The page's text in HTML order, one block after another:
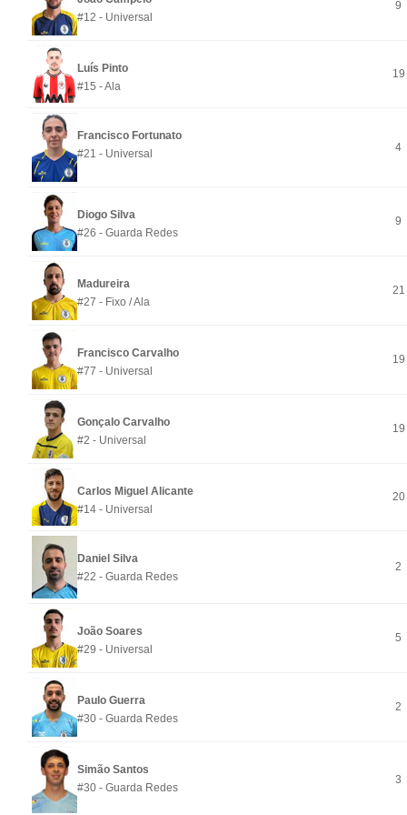
#12 - Universal
9
Luís Pinto
#15 - Ala
19
Francisco Fortunato
#21 - Universal
4
Diogo Silva
#26 - Guarda Redes
9
Madureira
#27 - Fixo / Ala
21
Francisco Carvalho
#77 - Universal
19
Gonçalo Carvalho
#2 - Universal
19
Carlos Miguel Alicante
#14 - Universal
20
Daniel Silva
#22 - Guarda Redes
2
João Soares
#29 - Universal
5
Paulo Guerra
#30 - Guarda Redes
2
Simão Santos
#30 - Guarda Redes
3